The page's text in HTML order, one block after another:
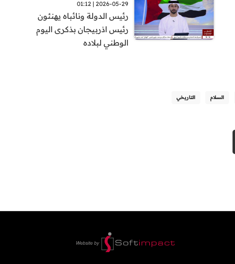
2026-05-29 | 01:12
رئيس الدولة ونائباه يهنئون
رئيس اذربيجان بذكرى اليوم
الوطني لبلاده
السلام التاريخي